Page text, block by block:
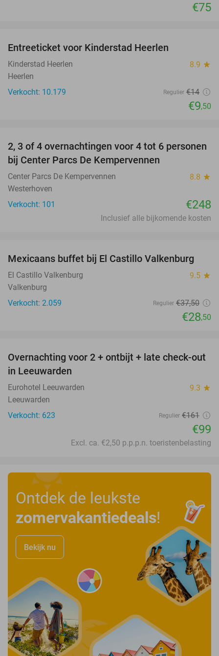
€75
Entreeticket voor Kinderstad Heerlen
Kinderstad Heerlen 8.9 star
Heerlen
Verkocht: 10.179
Regulier €14
€9,50
2, 3 of 4 overnachtingen voor 4 tot 6 personen
bij Center Parcs De Kempervennen
Center Parcs De Kempervennen 8.8 star
Westerhoven
Verkocht: 101
€248
Inclusief alle bijkomende kosten
24%
Mexicaans buffet bij El Castillo Valkenburg
El Castillo Valkenburg 9.5 star
Valkenburg
Verkocht: 2.059
Regulier €37,50
€28,50
39%
Overnachting voor 2 + ontbijt + late check-out
in Leeuwarden
Eurohotel Leeuwarden 9.3 star
Leeuwarden
Verkocht: 623
Regulier €161
€99
Excl. ca. €2,50 p.p.p.n. toeristenbelasting
Ontdek de leukste
zomervakantiedeals!
Bekijk nu